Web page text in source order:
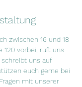
zwischen 16 und 18
120 vorbei, ruft uns
uns auf
euch gerne bei
mit unserer